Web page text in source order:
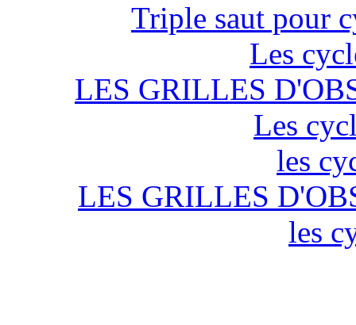
Triple saut pour
Les
LES GRILLES
Les
les
LES GRILLES
les